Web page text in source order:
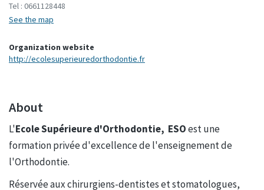
About
L'Ecole Supérieure d'Orthodontie, ESOest une
formation privée d'excellence de l'enseignement de
l'Orthodontie.
Réservée aux chirurgiens-dentistes et stomatologues,
Tel : 0661128448
See the map
Organization website
http://ecolesuperieuredorthodontie.fr